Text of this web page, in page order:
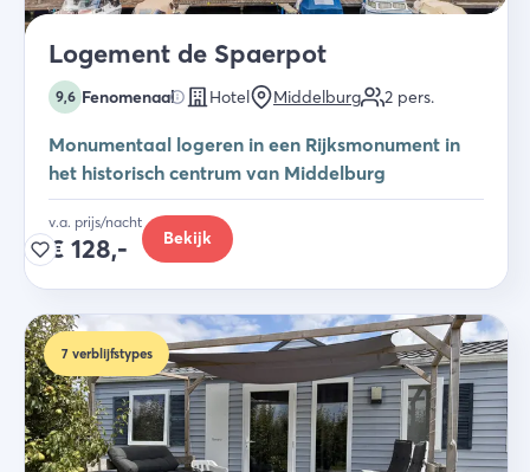
Logement de Spaerpot
9,6 Fenomenaal Hotel Middelburg 2 pers.
Monumentaal logeren in een Rijksmonument in
het historisch centrum van Middelburg
v.a. prijs/nacht
€ 128,- Bekijk
7 verblijfstypes